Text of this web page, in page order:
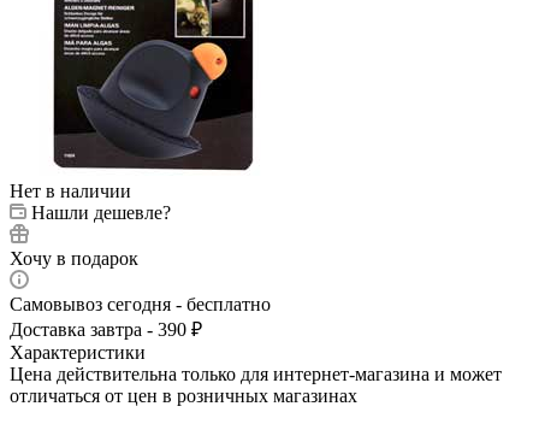
Нет в наличии
Нашли дешевле?
Хочу в подарок
Самовывоз сегодня - бесплатно
Доставка завтра - 390 ₽
Характеристики
Цена действительна только для интернет-магазина и может
отличаться от цен в розничных магазинах